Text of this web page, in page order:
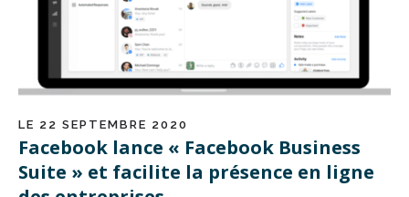
LE 22 SEPTEMBRE 2020
Facebook lance « Facebook Business
Suite » et facilite la présence en ligne